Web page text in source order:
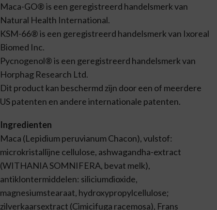
Maca-GO® is een geregistreerd handelsmerk van
Natural Health International.
KSM-66® is een geregistreerd handelsmerk van Ixoreal
Biomed Inc.
Pycnogenol® is een geregistreerd handelsmerk van
Horphag Research Ltd.
Dit product kan beschermd zijn door een of meerdere
US patenten en andere internationale patenten.
Ingredienten
Maca (Lepidium peruvianum Chacon), vulstof:
microkristallijne cellulose, ashwagandha-extract
(WITHANIA SOMNIFERA, bevat melk),
antiklontermiddelen: siliciumdioxide,
magnesiumstearaat, hydroxypropylcellulose;
zilverkaarsextract (Cimicifuga racemosa), Frans